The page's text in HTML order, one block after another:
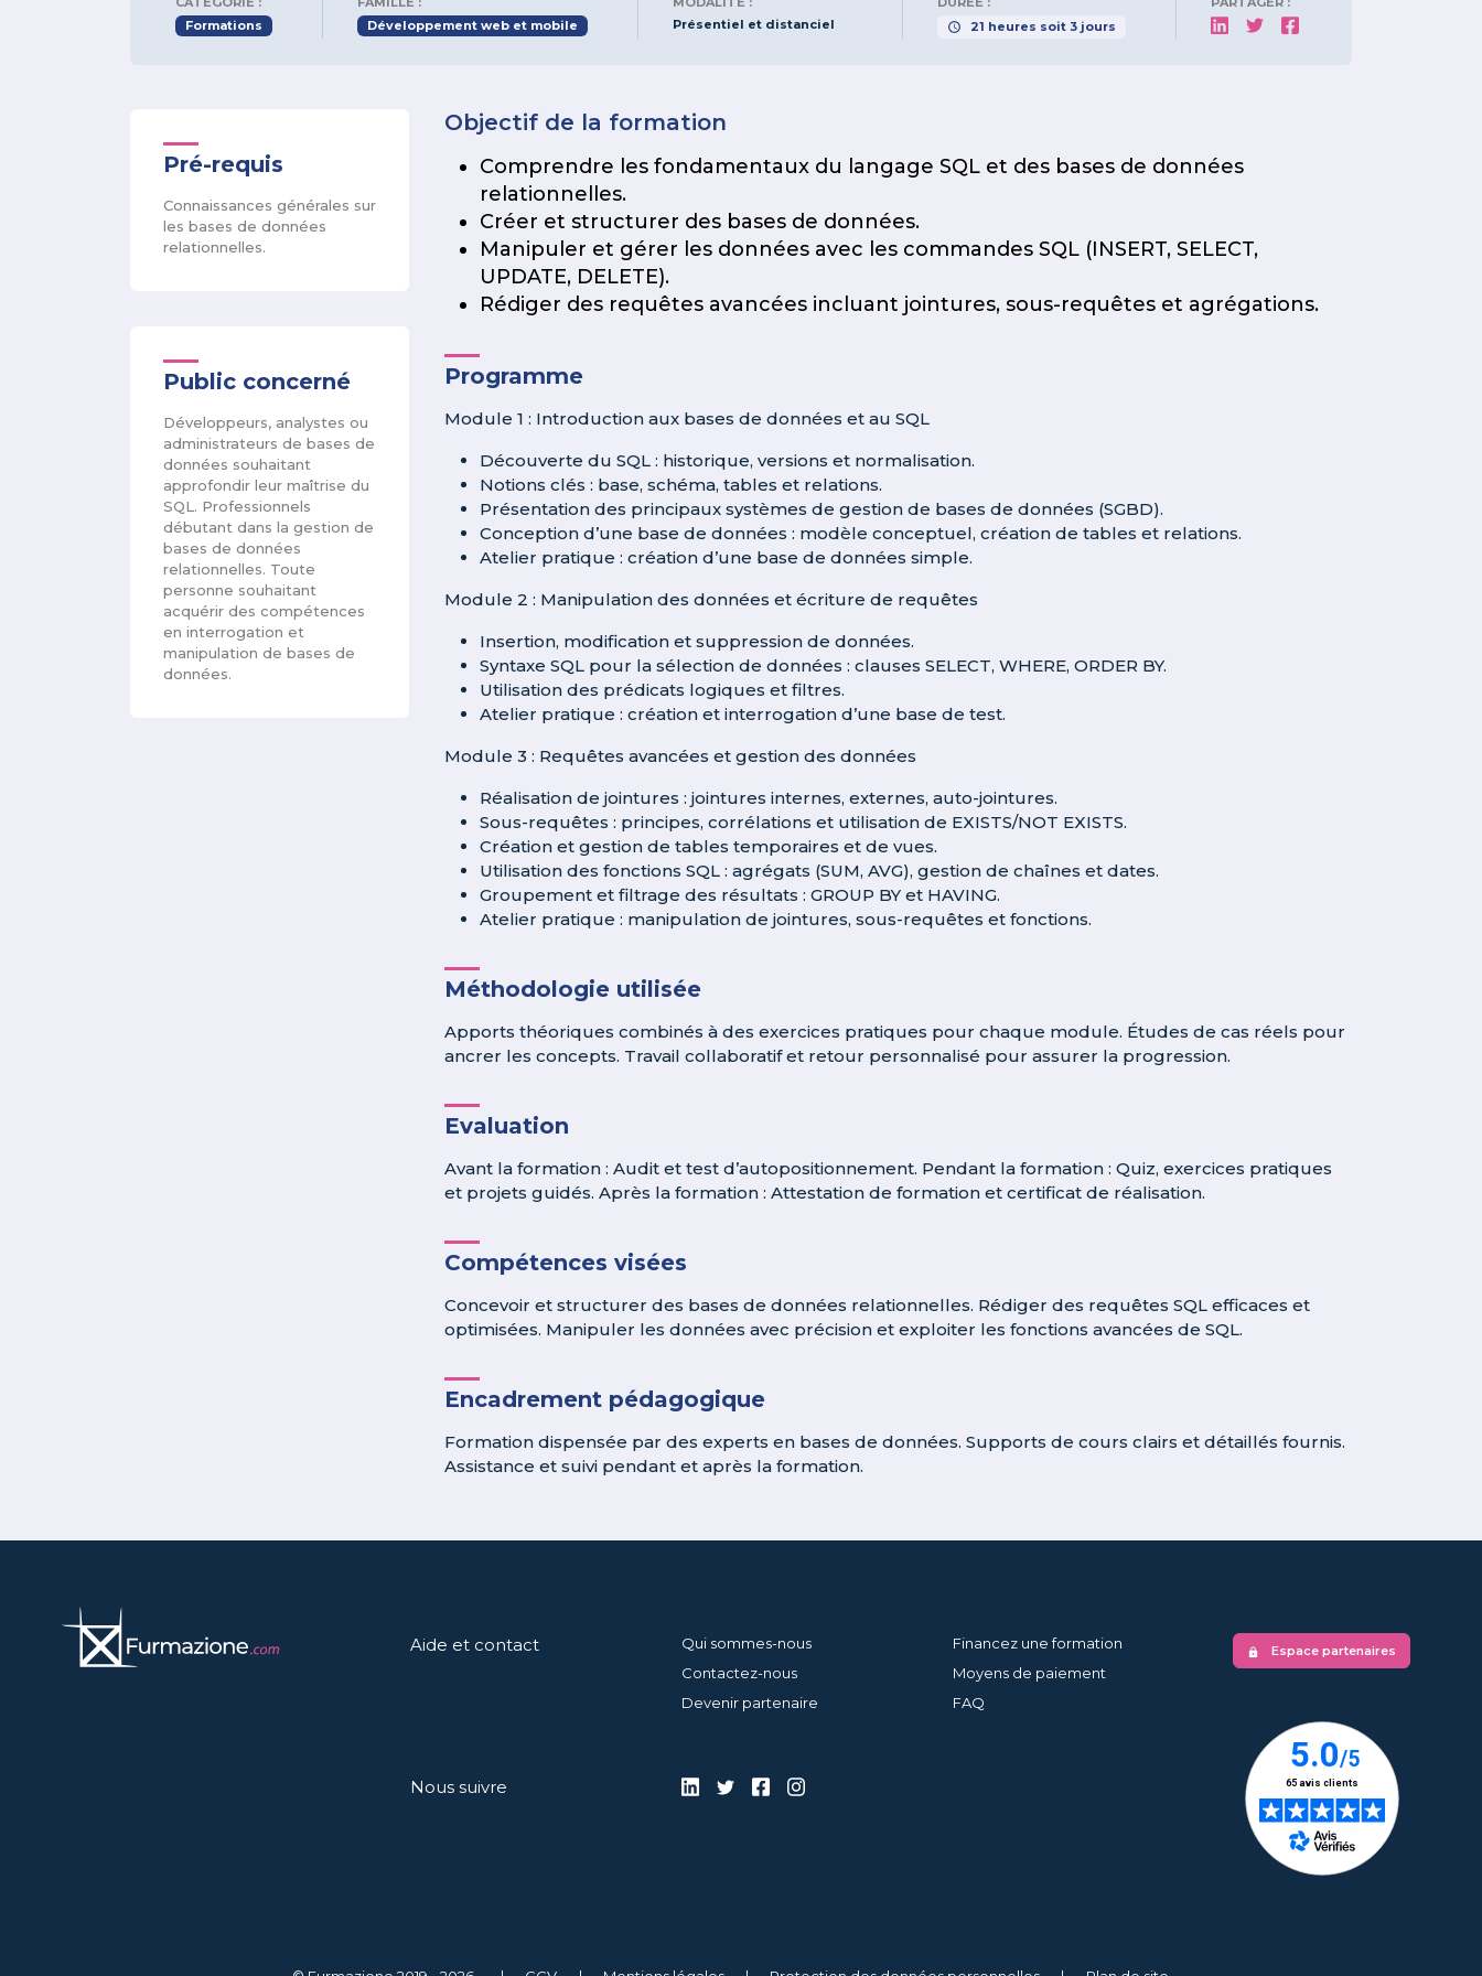
Formations
Développement web et mobile
Présentiel et distanciel
21 heures soit 3 jours
Pré-requis
Connaissances générales sur
les bases de données
relationnelles.
Public concerné
Développeurs, analystes ou
administrateurs de bases de
données souhaitant
approfondir leur maîtrise du
SQL. Professionnels
débutant dans la gestion de
bases de données
relationnelles. Toute
personne souhaitant
acquérir des compétences
en interrogation et
manipulation de bases de
données.
Objectif de la formation
Comprendre les fondamentaux du langage SQL et des bases de données
relationnelles.
Créer et structurer des bases de données.
Manipuler et gérer les données avec les commandes SQL (INSERT, SELECT,
UPDATE, DELETE).
Rédiger des requêtes avancées incluant jointures, sous-requêtes et agrégations.
Programme
Module 1 : Introduction aux bases de données et au SQL
Découverte du SQL : historique, versions et normalisation.
Notions clés : base, schéma, tables et relations.
Présentation des principaux systèmes de gestion de bases de données (SGBD).
Conception d’une base de données : modèle conceptuel, création de tables et relations.
Atelier pratique : création d’une base de données simple.
Module 2 : Manipulation des données et écriture de requêtes
Insertion, modification et suppression de données.
Syntaxe SQL pour la sélection de données : clauses SELECT, WHERE, ORDER BY.
Utilisation des prédicats logiques et filtres.
Atelier pratique : création et interrogation d’une base de test.
Module 3 : Requêtes avancées et gestion des données
Réalisation de jointures : jointures internes, externes, auto-jointures.
Sous-requêtes : principes, corrélations et utilisation de EXISTS/NOT EXISTS.
Création et gestion de tables temporaires et de vues.
Utilisation des fonctions SQL : agrégats (SUM, AVG), gestion de chaînes et dates.
Groupement et filtrage des résultats : GROUP BY et HAVING.
Atelier pratique : manipulation de jointures, sous-requêtes et fonctions.
Méthodologie utilisée
Apports théoriques combinés à des exercices pratiques pour chaque module. Études de cas réels pour
ancrer les concepts. Travail collaboratif et retour personnalisé pour assurer la progression.
Evaluation
Avant la formation : Audit et test d’autopositionnement. Pendant la formation : Quiz, exercices pratiques
et projets guidés. Après la formation : Attestation de formation et certificat de réalisation.
Compétences visées
Concevoir et structurer des bases de données relationnelles. Rédiger des requêtes SQL efficaces et
optimisées. Manipuler les données avec précision et exploiter les fonctions avancées de SQL.
Encadrement pédagogique
Formation dispensée par des experts en bases de données. Supports de cours clairs et détaillés fournis.
Assistance et suivi pendant et après la formation.
Aide et contact
Qui sommes-nous
Contactez-nous
Devenir partenaire
Financez une formation
Moyens de paiement
FAQ
Nous suivre
lock Espace partenaires